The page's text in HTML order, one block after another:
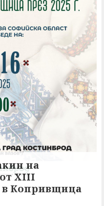
на
XIII
в Копривщица